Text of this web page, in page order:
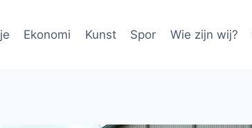
Ekonomi Kunst Spor Wie zijn wij?